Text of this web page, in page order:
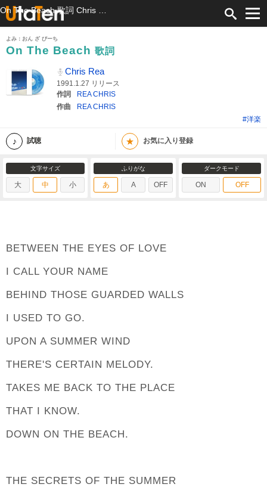
よみ：おん ざ びーち
On The Beach 歌詞
Chris Rea
1991.1.27 リリース
作詞
REA CHRIS
作曲
REA CHRIS
#洋楽
試聴 ★ お気に入り登録
文字サイズ
大 中 小
ふりがな
あ A OFF
ダークモード
ON OFF
BETWEEN THE EYES OF LOVE
I CALL YOUR NAME
BEHIND THOSE GUARDED WALLS
I USED TO GO.
UPON A SUMMER WIND
THERE'S CERTAIN MELODY.
TAKES ME BACK TO THE PLACE
THAT I KNOW.
DOWN ON THE BEACH.
THE SECRETS OF THE SUMMER